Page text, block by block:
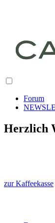
Forum
Herzlich
zur Kaffeekasse